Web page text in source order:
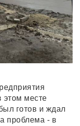
этом месте
готов и ждал
проблема - в